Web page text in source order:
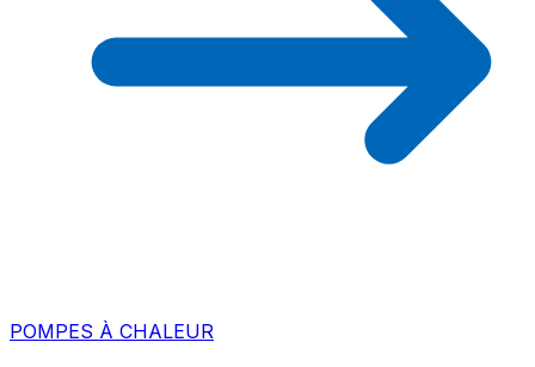
POMPES À CHALEUR